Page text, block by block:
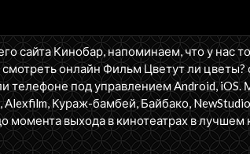
сайта Кинобар, напоминаем, что у нас
онлайн Фильм Цветут ли
телефоне под управлением Android,
Alexfilm, Кураж-бамбей, Байбако,
момента выхода в кинотеатрах в лучшем